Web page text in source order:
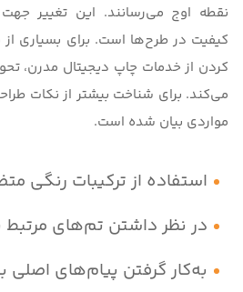
نقطه اوج می‌رسانند. این تغییر
کیفیت در طرح‌ها است. برای بسیاری از
کردن از خدمات چاپ دیجیتال مدرن،
می‌کند. برای شناخت بیشتر از نکات
مواردی بیان شده است.
استفاده از ترکیبات رنگی
در نظر داشتن تم‌های مرتبط
به‌کار گرفتن پیام‌های اصلی